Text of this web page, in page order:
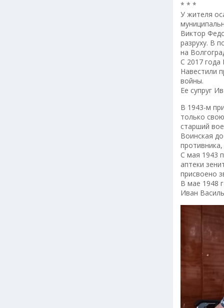
* * *
У жителя
Виктор
разруху. В
на
С 2017
Навестили
войны.
Ее супруг
В 1943-м
только
старший
Воинская
С мая 1943
аптеки
присвоено
В мае 1948
Иван